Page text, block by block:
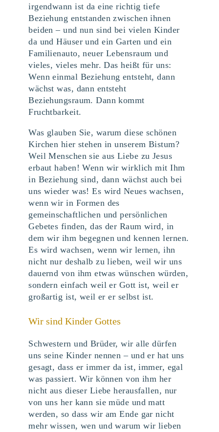
irgendwann ist da eine richtig tiefe
Beziehung entstanden zwischen ihnen
beiden – und nun sind bei vielen Kinder
da und Häuser und ein Garten und ein
Familienauto, neuer Lebensraum und
vieles, vieles mehr. Das heißt für uns:
Wenn einmal Beziehung entsteht, dann
wächst was, dann entsteht
Beziehungsraum. Dann kommt
Fruchtbarkeit.
Was glauben Sie, warum diese schönen
Kirchen hier stehen in unserem Bistum?
Weil Menschen sie aus Liebe zu Jesus
erbaut haben! Wenn wir wirklich mit Ihm
in Beziehung sind, dann wächst auch bei
uns wieder was! Es wird Neues wachsen,
wenn wir in Formen des
gemeinschaftlichen und persönlichen
Gebetes finden, das der Raum wird, in
dem wir ihm begegnen und kennen lernen.
Es wird wachsen, wenn wir lernen, ihn
nicht nur deshalb zu lieben, weil wir uns
dauernd von ihm etwas wünschen würden,
sondern einfach weil er Gott ist, weil er
großartig ist, weil er er selbst ist.
Wir sind Kinder Gottes
Schwestern und Brüder, wir alle dürfen
uns seine Kinder nennen – und er hat uns
gesagt, dass er immer da ist, immer, egal
was passiert. Wir können von ihm her
nicht aus dieser Liebe herausfallen, nur
von uns her kann sie müde und matt
werden, so dass wir am Ende gar nicht
mehr wissen, wen und warum wir lieben